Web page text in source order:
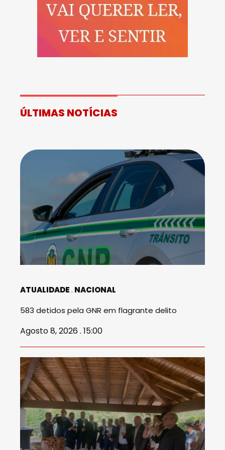
ÚLTIMAS NOTÍCIAS
ATUALIDADE NACIONAL
583 detidos pela GNR em flagrante delito
Agosto 8, 2026 . 15:00